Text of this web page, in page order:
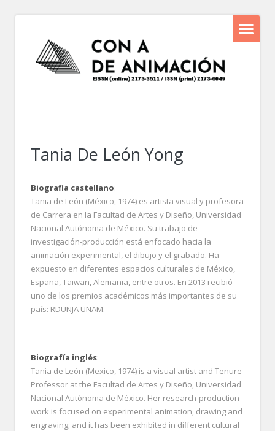
Tania De León Yong
Biografia castellano:
Tania de León (México, 1974) es artista visual y profesora
de Carrera en la Facultad de Artes y Diseño, Universidad
Nacional Autónoma de México. Su trabajo de
investigación-producción está enfocado hacia la
animación experimental, el dibujo y el grabado. Ha
expuesto en diferentes espacios culturales de México,
España, Taiwan, Alemania, entre otros. En 2013 recibió
uno de los premios académicos más importantes de su
país: RDUNJA UNAM.
Biografía inglés:
Tania de León (Mexico, 1974) is a visual artist and Tenure
Professor at the Facultad de Artes y Diseño, Universidad
Nacional Autónoma de México. Her research-production
work is focused on experimental animation, drawing and
engraving; and it has been exhibited in different cultural